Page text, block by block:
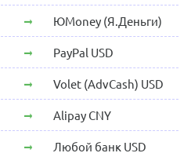
ЮMoney (Я.Деньги)
PayPal USD
Volet (AdvCash) USD
Alipay CNY
Любой банк USD